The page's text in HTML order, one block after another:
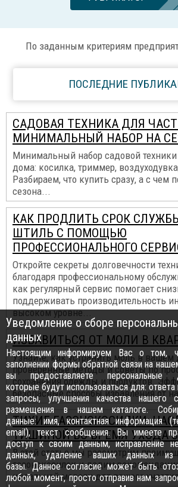
По заданным критериям
ПОСЛЕДНИЕ
САДОВАЯ ТЕХНИКА ДЛЯ
МИНИМАЛЬНЫЙ НАБОР НА
Минимальный набор садовой техники
дома: косилка, триммер,
Разбираем, что купить сразу, а с чем
сезона...
КАК ПРОДЛИТЬ СРОК
ШТИЛЬ С ПОМОЩЬЮ
ПРОФЕССИОНАЛЬНОГО
Откройте секреты долговечности
благодаря профессиональному
как регулярный сервис помогает
поддерживать производительность
высоком уровне...
ИЗБАВИТЬСЯ ОТ МОЛИ В
Узнайте, как устранить моль в вашем
проверенные методы и советы по
сохранения одежды и продуктов.
безопасные способы избавления от
ТИХИЕ ГАЗОНОКОСИЛКИ:
ТИШИНОЙ ВО ВРЕМЯ УХОДА
В этой статье мы рассмотрим
газонокосилок и дадим
идеальной модели для вашего
Уведомление о сборе
данных
Настоящим информируем Вас о том,
заполнении формы обратной связи на
вы предоставляете персональные
которые будут использоваться для: ответа
запросы, улучшения качества нашего
размещения в нашем каталоге.
данные: имя, контактная информация
email), текст сообщения. Вы имеете
доступ к своим данным, исправление
данных, удаление ваших данных
базы. Данное согласие может быть
любой момент, просто отправив нам